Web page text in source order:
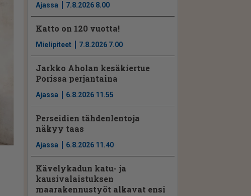
Ajassa 7.8.2026 8.00
Katto on 120 vuotta!
Mielipiteet 7.8.2026 7.00
Jarkko Aholan kesäkiertue
Porissa perjantaina
Ajassa 6.8.2026 11.55
Perseidien tähdenlentoja
näkyy taas
Ajassa 6.8.2026 11.40
Kävelykadun katu- ja
kausivalaistuksen
maarakennustyöt alkavat ensi